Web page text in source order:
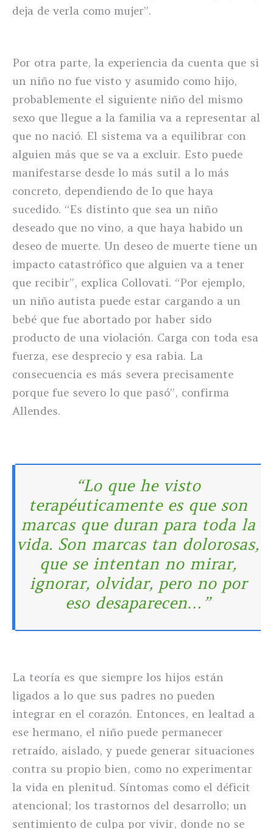
deja de verla como mujer”.
Por otra parte, la experiencia da cuenta que si
un niño no fue visto y asumido como hijo,
probablemente el siguiente niño del mismo
sexo que llegue a la familia va a representar al
que no nació. El sistema va a equilibrar con
alguien más que se va a excluir. Esto puede
manifestarse desde lo más sutil a lo más
concreto, dependiendo de lo que haya
sucedido. “Es distinto que sea un niño
deseado que no vino, a que haya habido un
deseo de muerte. Un deseo de muerte tiene un
impacto catastrófico que alguien va a tener
que recibir”, explica Collovati. “Por ejemplo,
un niño autista puede estar cargando a un
bebé que fue abortado por haber sido
producto de una violación. Carga con toda esa
fuerza, ese desprecio y esa rabia. La
consecuencia es más severa precisamente
porque fue severo lo que pasó”, confirma
Allendes.
“Lo que he visto
terapéuticamente es que son
marcas que duran para toda la
vida. Son marcas tan dolorosas,
que se intentan no mirar,
ignorar, olvidar, pero no por
eso desaparecen…”
La teoría es que siempre los hijos están
ligados a lo que sus padres no pueden
integrar en el corazón. Entonces, en lealtad a
ese hermano, el niño puede permanecer
retraído, aislado, y puede generar situaciones
contra su propio bien, como no experimentar
la vida en plenitud. Síntomas como el déficit
atencional; los trastornos del desarrollo; un
sentimiento de culpa por vivir, donde no se